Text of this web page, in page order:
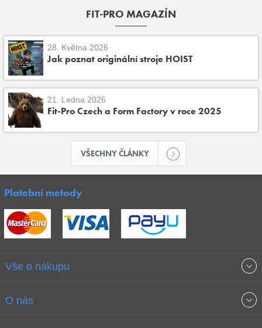
FIT-PRO MAGAZÍN
28. Května 2026
Jak poznat originální stroje HOIST
21. Ledna 2026
Fit-Pro Czech a Form Factory v roce 2025
VŠECHNY ČLÁNKY
Platební metody
Vše o nákupu
Obchodní podmínky
O nás